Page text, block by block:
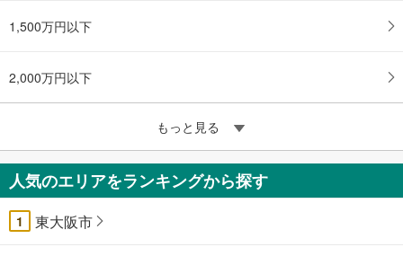
1,500万円以下
2,000万円以下
もっと見る
人気のエリアをランキングから探す
1 東大阪市